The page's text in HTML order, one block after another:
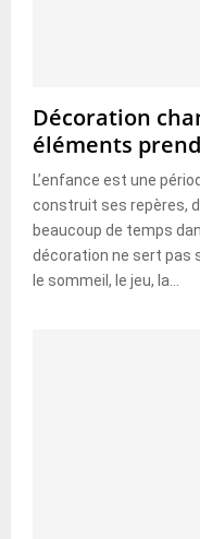
Décoration
éléments
L’enfance est une
construit ses repères,
beaucoup de temps
décoration ne sert pas
le sommeil, le jeu, la...